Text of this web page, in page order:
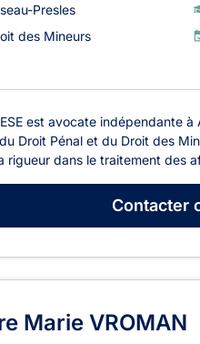
Presles
des Mineurs
est avocate indépendante
Droit Pénal et du Droit des
rigueur dans le traitement des
Contacter
Marie VROMAN